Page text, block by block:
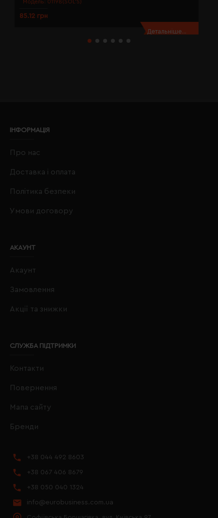
Модель: 01198(SOL’S)
85.12 грн
Детальніше...
ІНФОРМАЦІЯ
Про нас
Доставка і оплата
Політика безпеки
Умови договору
АКАУНТ
Акаунт
Замовлення
Акції та знижки
СЛУЖБА ПІДТРИМКИ
Контакти
Повернення
Мапа сайту
Бренди
+38 044 492 8603
+38 067 406 8679
+38 050 040 1324
info@eurobusiness.com.ua